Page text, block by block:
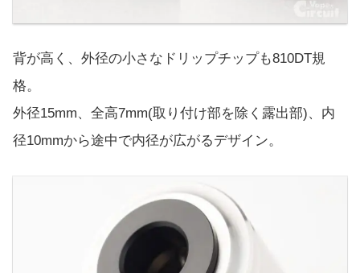
背が高く、外径の小さなドリップチップも810DT規
格。
外径15mm、全高7mm(取り付け部を除く露出部)、内
径10mmから途中で内径が広がるデザイン。